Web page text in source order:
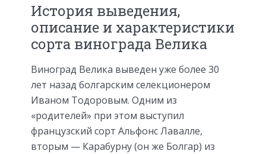
История выведения,
описание и характеристики
сорта винограда Велика
Виноград Велика выведен уже более 30
лет назад болгарским селекционером
Иваном Тодоровым. Одним из
«родителей» при этом выступил
французский сорт Альфонс Лавалле,
вторым — Карабурну (он же Болгар) из